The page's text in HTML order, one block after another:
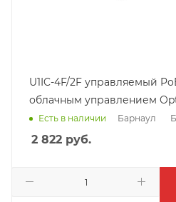
U1IC-4F/2F управляемый
облачным управлением
Есть в наличии Барнаул
2 822 руб.